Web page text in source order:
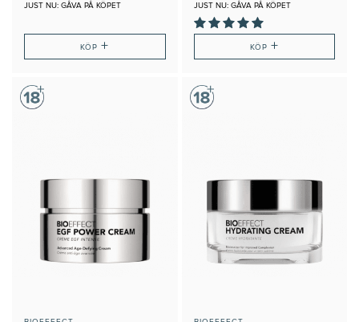
JUST NU: GÅVA PÅ KÖPET
KÖP+
JUST NU: GÅVA PÅ KÖPET
KÖP +